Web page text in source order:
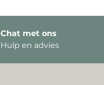
Chat met ons
Hulp en advies